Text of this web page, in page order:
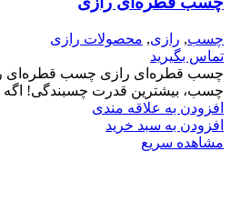
چسب, رازی, محصولات رازی
تماس بگیرید
چسب قطره‌ای رازی چسب قطره‌ای
چسب، بیشترین قدرت چسبندگی! اگه
افزودن به علاقه مندی
افزودن به سبد خرید
مشاهده سریع